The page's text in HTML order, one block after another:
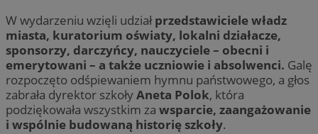
W wydarzeniu wzięli udziałprzedstawiciele władz
miasta, kuratorium oświaty, lokalni działacze,
sponsorzy, darczyńcy, nauczyciele – obecni i
emerytowani – a także uczniowie i absolwenci. Galę
rozpoczęto odśpiewaniem hymnu państwowego, a głos
zabrała dyrektor szkołyAneta Polok, która
podziękowała wszystkim za wsparcie, zaangażowanie
i wspólnie budowaną historię szkoły.